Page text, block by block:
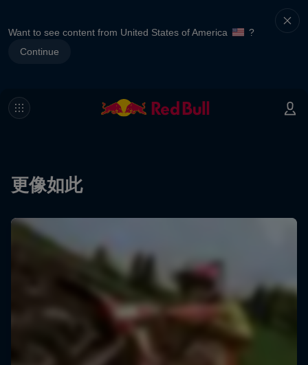
Want to see content from United States of America
?
Continue
更像如此